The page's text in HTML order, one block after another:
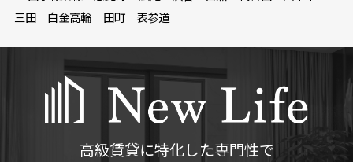
三田
白金高輪 田町 表参道
高級賃貸に特化した専門性で